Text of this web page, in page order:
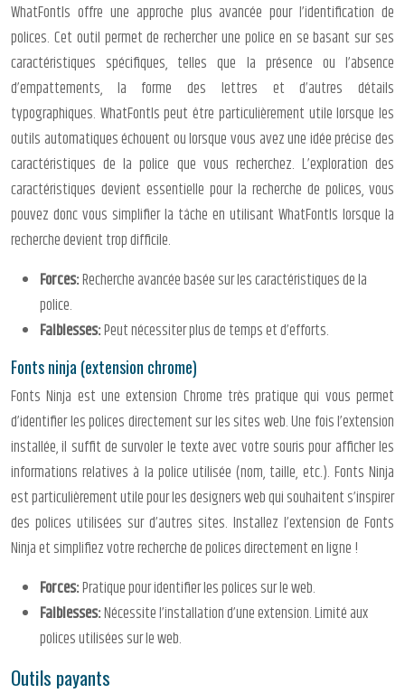
WhatFontIs offre une approche plus avancée pour l’identification de
polices. Cet outil permet de rechercher une police en se basant sur ses
caractéristiques spécifiques, telles que la présence ou l’absence
d’empattements, la forme des lettres et d’autres détails
typographiques. WhatFontIs peut être particulièrement utile lorsque les
outils automatiques échouent ou lorsque vous avez une idée précise des
caractéristiques de la police que vous recherchez. L’exploration des
caractéristiques devient essentielle pour la recherche de polices, vous
pouvez donc vous simplifier la tâche en utilisant WhatFontIs lorsque la
recherche devient trop difficile.
Forces:Recherche avancée basée sur les caractéristiques de la
police.
Faiblesses:Peut nécessiter plus de temps et d’efforts.
Fonts ninja (extension chrome)
Fonts Ninja est une extension Chrome très pratique qui vous permet
d’identifier les polices directement sur les sites web. Une fois l’extension
installée, il suffit de survoler le texte avec votre souris pour afficher les
informations relatives à la police utilisée (nom, taille, etc.). Fonts Ninja
est particulièrement utile pour les designers web qui souhaitent s’inspirer
des polices utilisées sur d’autres sites. Installez l’extension de Fonts
Ninja et simplifiez votre recherche de polices directement en ligne !
Forces:Pratique pour identifier les polices sur le web.
Faiblesses:Nécessite l’installation d’une extension. Limité aux
polices utilisées sur le web.
Outils payants